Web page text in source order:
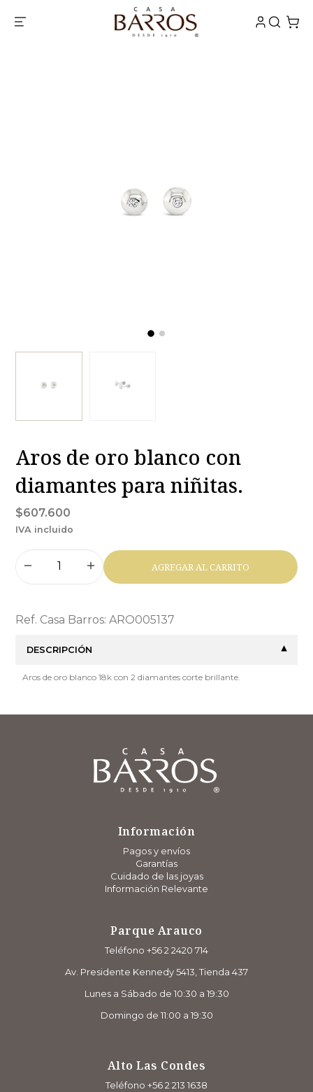
Aros de oro blanco con
diamantes para niñitas.
$607.600
IVA incluido
AGREGAR AL CARRITO
Ref. Casa Barros: ARO005137
DESCRIPCIÓN
Aros de oro blanco 18k con 2 diamantes corte brillante.
Información
Pagos y envíos
Garantías
Cuidado de las joyas
Información Relevante
Parque Arauco
Teléfono +56 2 2420 714
Av. Presidente Kennedy 5413, Tienda 437
Lunes a Sábado de 10:30 a 19:30
Domingo de 11:00 a 19:30
Alto Las Condes
Teléfono +56 2 213 1638